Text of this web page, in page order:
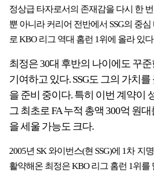
정상급 타자로서의 존재감을 다시 한
뿐 아니라 커리어 전반에서 SSG의 중
로 KBO 리그 역대 홈런 1위에 올라 있
최정은 30대 후반의 나이에도 꾸
기여하고 있다. SSG도 그의 가치
을 준비 중이다. 특히 이번 계약이
그 최초로 FA 누적 총액 300억 원
을 세울 가능도 크다.
2005년 SK 와이번스(현 SSG)에 1차 지
활약해온 최정은 KBO 리그 홈런 1위를